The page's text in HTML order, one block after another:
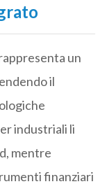
un
il
industriali li
mentre
finanziari